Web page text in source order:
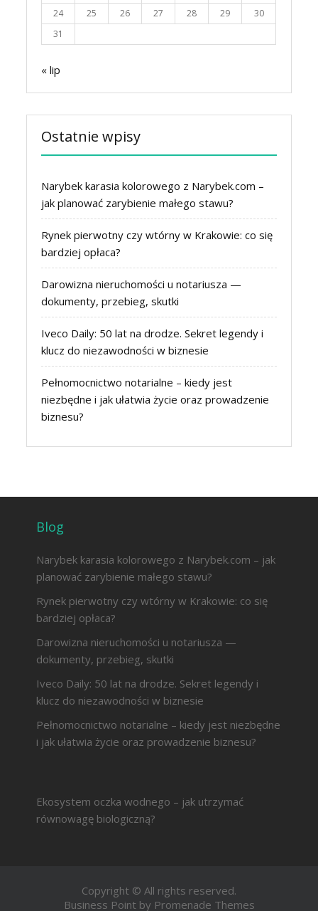
24
25 26 27 28 29
30
31
« lip
Ostatnie wpisy
Narybek karasia kolorowego z Narybek.com –
jak planować zarybienie małego stawu?
Rynek pierwotny czy wtórny w Krakowie: co się
bardziej opłaca?
Darowizna nieruchomości u notariusza —
dokumenty, przebieg, skutki
Iveco Daily: 50 lat na drodze. Sekret legendy i
klucz do niezawodności w biznesie
Pełnomocnictwo notarialne – kiedy jest
niezbędne i jak ułatwia życie oraz prowadzenie
biznesu?
Blog
Narybek karasia kolorowego z Narybek.com – jak
planować zarybienie małego stawu?
Rynek pierwotny czy wtórny w Krakowie: co się
bardziej opłaca?
Darowizna nieruchomości u notariusza —
dokumenty, przebieg, skutki
Iveco Daily: 50 lat na drodze. Sekret legendy i
klucz do niezawodności w biznesie
Pełnomocnictwo notarialne – kiedy jest niezbędne
i jak ułatwia życie oraz prowadzenie biznesu?
Ekosystem oczka wodnego – jak utrzymać
równowagę biologiczną?
Copyright © All rights reserved.
Business Point by Promenade Themes